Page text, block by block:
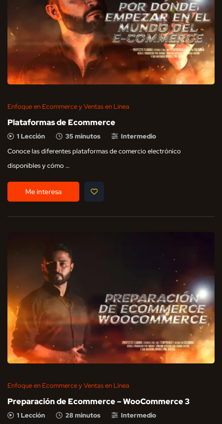
Enfoque en Ecommerce y Ventas en Línea
Plataformas de Ecommerce
1 Lección 35 minutos
Intermedio
Conoce las diferentes plataformas de comercio electrónico
disponibles y cómo …
Me interesa
Enfoque en Ecommerce y Ventas en Línea
Preparación de Ecommerce – WooCommerce 3
1 Lección 28 minutos
Intermedio